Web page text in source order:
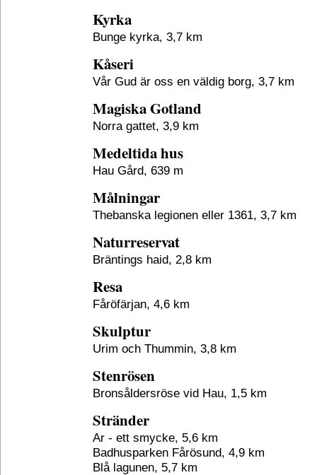
Kyrka
Bunge kyrka, 3,7 km
Kåseri
Vår Gud är oss en väldig borg, 3,7 km
Magiska Gotland
Norra gattet, 3,9 km
Medeltida hus
Hau Gård, 639 m
Målningar
Thebanska legionen eller 1361, 3,7 km
Naturreservat
Bräntings haid, 2,8 km
Resa
Fåröfärjan, 4,6 km
Skulptur
Urim och Thummin, 3,8 km
Stenrösen
Bronsåldersröse vid Hau, 1,5 km
Stränder
Ar - ett smycke, 5,6 km
Badhusparken Fårösund, 4,9 km
Blå lagunen, 5,7 km